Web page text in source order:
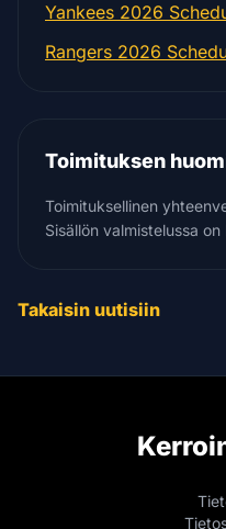
Yankees 2026
Rangers 2026
Toimituksen
Toimituksellinen
Sisällön valmistelussa
Takaisin uutisiin